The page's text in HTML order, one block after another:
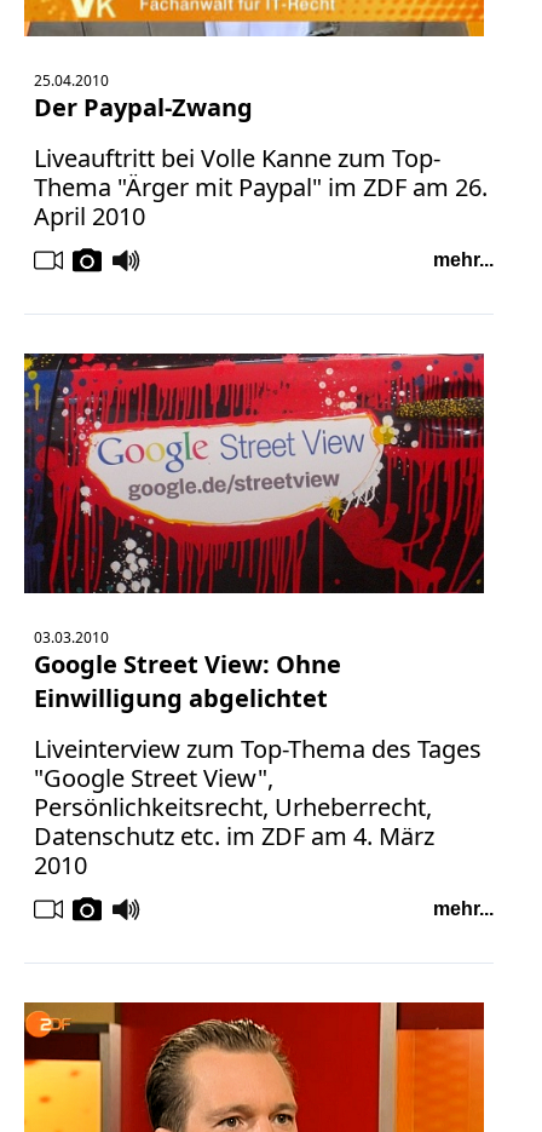
25.04.2010
Der Paypal-Zwang
Liveauftritt bei Volle Kanne zum Top-
Thema "Ärger mit Paypal" im ZDF am 26.
April 2010
mehr...
03.03.2010
Google Street View: Ohne
Einwilligung abgelichtet
Liveinterview zum Top-Thema des Tages
"Google Street View",
Persönlichkeitsrecht, Urheberrecht,
Datenschutz etc. im ZDF am 4. März
2010
mehr...